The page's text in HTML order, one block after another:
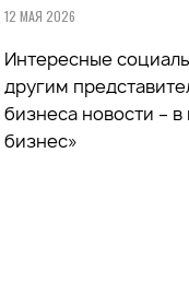
12 МАЯ 2026
Интересные
другим
бизнеса новости –
бизнес»